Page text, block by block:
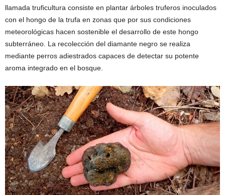
llamada truficultura consiste en plantar árboles truferos inoculados
con el hongo de la trufa en zonas que por sus condiciones
meteorológicas hacen sostenible el desarrollo de este hongo
subterráneo. La recolección del diamante negro se realiza
mediante perros adiestrados capaces de detectar su potente
aroma integrado en el bosque.